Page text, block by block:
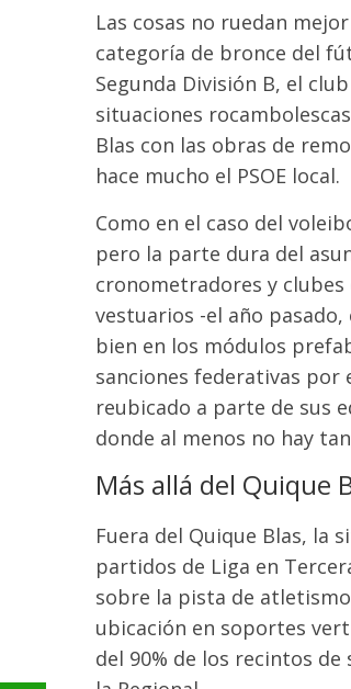
Las cosas no ruedan
categoría de bronce del
Segunda División B, el
situaciones
Blas con las obras de
hace mucho el PSOE local.
Como en el caso del
pero la parte dura del
cronometradores y
vestuarios -el año
bien en los módulos
sanciones federativas por
reubicado a parte de sus
donde al menos no hay
Más allá del Quique
Fuera del Quique Blas, la
partidos de Liga en
sobre la pista de
ubicación en soportes
del 90% de los recintos